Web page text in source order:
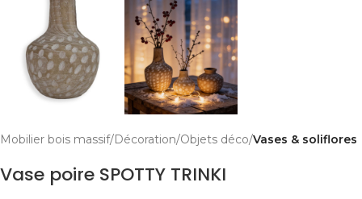
Mobilier bois massif Décoration Objets déco Vases & soliflores
Vase poire SPOTTY TRINKI